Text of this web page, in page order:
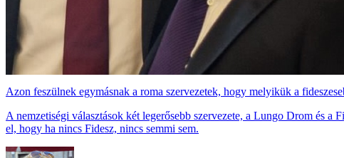
Azon feszülnek egymásnak a roma szervezetek, hogy melyikük a
A nemzetiségi választások két legerősebb szervezete, a Lungo Drom és
el, hogy ha nincs Fidesz, nincs semmi sem.